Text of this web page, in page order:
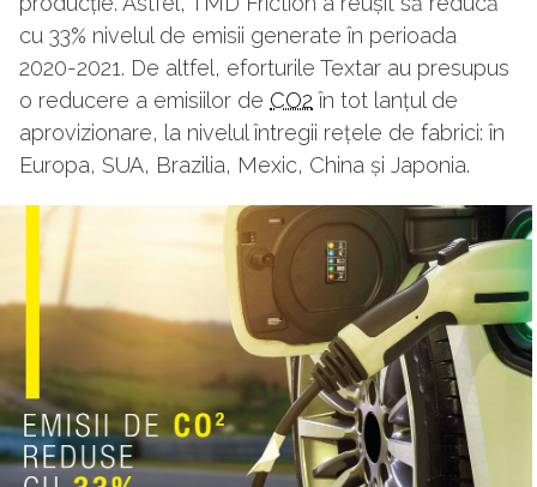
cu 33% nivelul de emisii generate în perioada
2020-2021. De altfel, eforturile Textar au presupus
o reducere a emisiilor de CO2 în tot lanțul de
aprovizionare, la nivelul întregii rețele de fabrici: în
Europa, SUA, Brazilia, Mexic, China și Japonia.